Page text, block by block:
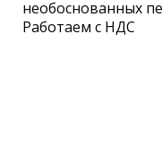
необоснованных
Работаем с НДС